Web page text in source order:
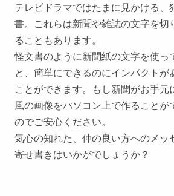
テレビドラマではたまに見かける、
書。これらは新聞や雑誌の文字を切
ることもあります。
怪文書のように新聞紙の文字を使っ
と、簡単にできるのにインパクトが
ことができます。もし新聞がお手元
風の画像をパソコン上で作ることが
のでご安心ください。
気心の知れた、仲の良い方へのメッ
寄せ書きはいかがでしょうか？